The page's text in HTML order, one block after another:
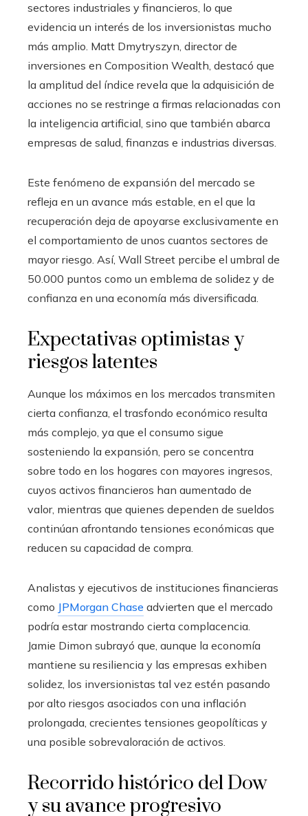
sectores industriales y financieros, lo que
evidencia un interés de los inversionistas mucho
más amplio. Matt Dmytryszyn, director de
inversiones en Composition Wealth, destacó que
la amplitud del índice revela que la adquisición de
acciones no se restringe a firmas relacionadas con
la inteligencia artificial, sino que también abarca
empresas de salud, finanzas e industrias diversas.
Este fenómeno de expansión del mercado se
refleja en un avance más estable, en el que la
recuperación deja de apoyarse exclusivamente en
el comportamiento de unos cuantos sectores de
mayor riesgo. Así, Wall Street percibe el umbral de
50.000 puntos como un emblema de solidez y de
confianza en una economía más diversificada.
Expectativas optimistas y
riesgos latentes
Aunque los máximos en los mercados transmiten
cierta confianza, el trasfondo económico resulta
más complejo, ya que el consumo sigue
sosteniendo la expansión, pero se concentra
sobre todo en los hogares con mayores ingresos,
cuyos activos financieros han aumentado de
valor, mientras que quienes dependen de sueldos
continúan afrontando tensiones económicas que
reducen su capacidad de compra.
Analistas y ejecutivos de instituciones financieras
como JPMorgan Chase advierten que el mercado
podría estar mostrando cierta complacencia.
Jamie Dimon subrayó que, aunque la economía
mantiene su resiliencia y las empresas exhiben
solidez, los inversionistas tal vez estén pasando
por alto riesgos asociados con una inflación
prolongada, crecientes tensiones geopolíticas y
una posible sobrevaloración de activos.
Recorrido histórico del Dow
y su avance progresivo